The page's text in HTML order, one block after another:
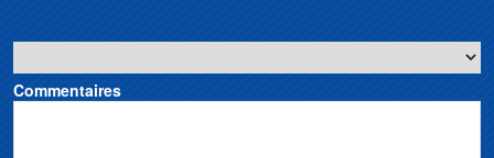
Commentaires